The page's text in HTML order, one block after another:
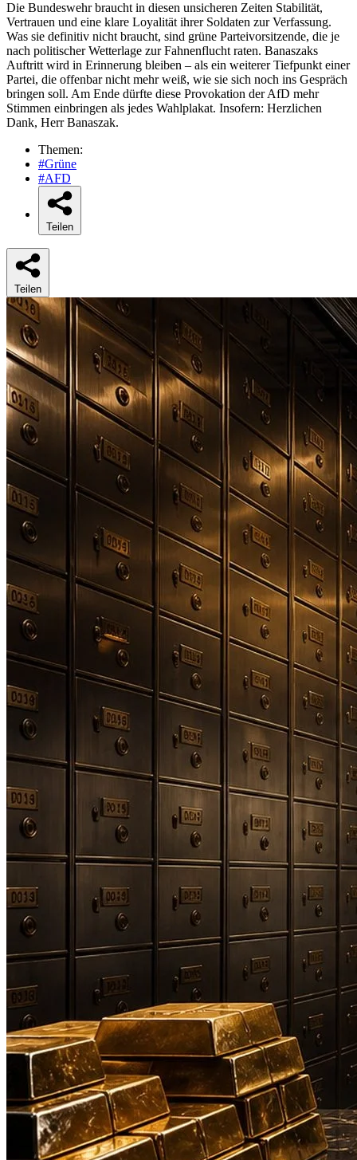
Die Bundeswehr braucht in diesen unsicheren Zeiten Stabilität,
Vertrauen und eine klare Loyalität ihrer Soldaten zur Verfassung.
Was sie definitiv nicht braucht, sind grüne Parteivorsitzende, die je
nach politischer Wetterlage zur Fahnenflucht raten. Banaszaks
Auftritt wird in Erinnerung bleiben – als ein weiterer Tiefpunkt einer
Partei, die offenbar nicht mehr weiß, wie sie sich noch ins Gespräch
bringen soll. Am Ende dürfte diese Provokation der AfD mehr
Stimmen einbringen als jedes Wahlplakat. Insofern: Herzlichen
Dank, Herr Banaszak.
Themen:
#Grüne
#AFD
Teilen
Teilen